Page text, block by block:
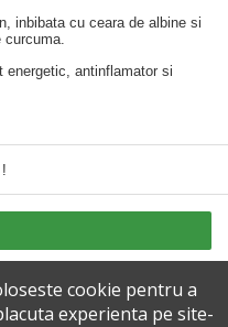
inbibata cu ceara de albine si
curcuma.
energetic, antinflamator si
cookie pentru a
experienta pe site-